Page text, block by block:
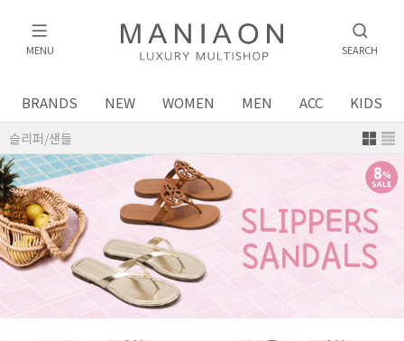
MENU SEARCH
BRANDS NEW WOMEN MEN ACC KIDS
슬리퍼/샌들